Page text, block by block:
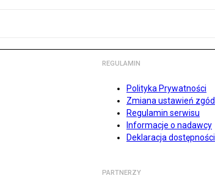
REGULAMIN
Polityka Prywatności
Zmiana ustawień zgód
Regulamin serwisu
Informacje o nadawcy
Deklaracja dostępności
PARTNERZY